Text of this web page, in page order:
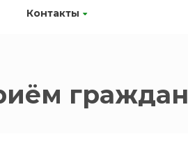
Контакты
граждан